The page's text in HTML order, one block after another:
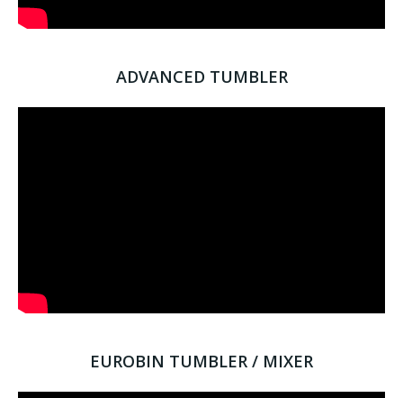
ADVANCED TUMBLER
EUROBIN TUMBLER / MIXER